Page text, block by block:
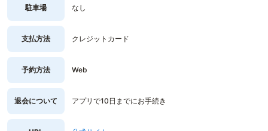
駐車場 なし
支払方法 クレジットカード
予約方法 Web
退会について アプリで10日までにお手続き